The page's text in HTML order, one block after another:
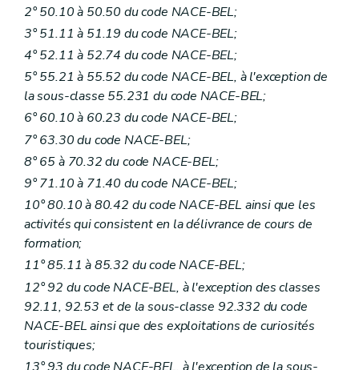
2° 50.10 à 50.50 du code NACE-BEL;
3° 51.11 à 51.19 du code NACE-BEL;
4° 52.11 à 52.74 du code NACE-BEL;
5° 55.21 à 55.52 du code NACE-BEL, à l'exception de
la sous-classe 55.231 du code NACE-BEL;
6° 60.10 à 60.23 du code NACE-BEL;
7° 63.30 du code NACE-BEL;
8° 65 à 70.32 du code NACE-BEL;
9° 71.10 à 71.40 du code NACE-BEL;
10° 80.10 à 80.42 du code NACE-BEL ainsi que les
activités qui consistent en la délivrance de cours de
formation;
11° 85.11 à 85.32 du code NACE-BEL;
12° 92 du code NACE-BEL, à l'exception des classes
92.11, 92.53 et de la sous-classe 92.332 du code
NACE-BEL ainsi que des exploitations de curiosités
touristiques;